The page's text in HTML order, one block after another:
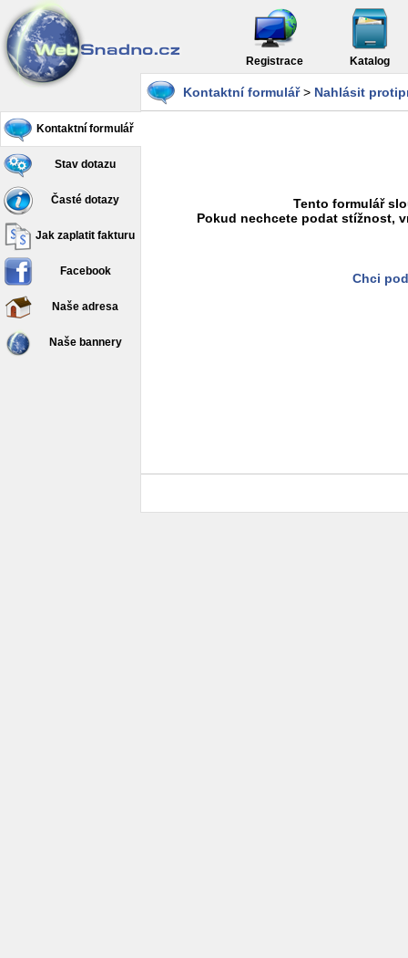
Registrace Katalog
Kontaktní formulář
Stav dotazu
Časté dotazy
Jak zaplatit fakturu
Facebook
Naše adresa
Naše bannery
Kontaktní formulář> Nahlásit
Tento formulář
Pokud nechcete podat stížnost,
Chci